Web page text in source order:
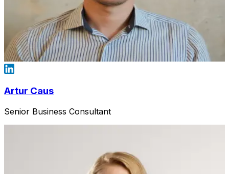
Artur Caus
Senior Business Consultant